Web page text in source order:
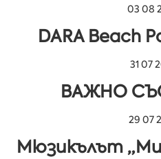
03 08
DARA Beach
31 07
ВАЖНО
29 07
Мюзикълът